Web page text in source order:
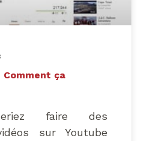
Comment ça
faire des
sur Youtube